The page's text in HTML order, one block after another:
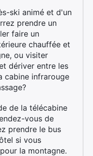
ski animé et d'un
prendre un
faire un
chauffée et
ou visiter
dériver entre les
cabine infrarouge
de la télécabine
vous de
prendre le bus
si vous
la montagne.